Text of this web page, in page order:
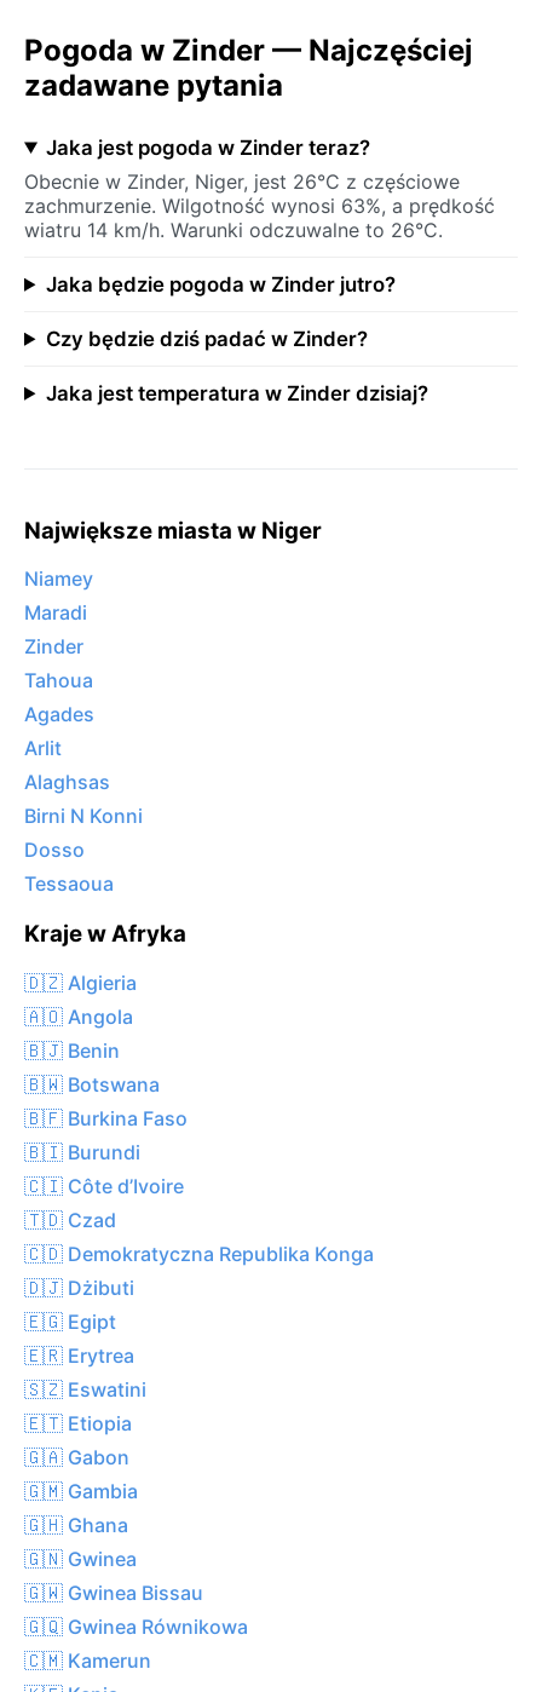
Pogoda w Zinder — Najczęściej
zadawane pytania
Jaka jest pogoda w Zinder teraz?
Obecnie w Zinder, Niger, jest 26°C z częściowe
zachmurzenie. Wilgotność wynosi 63%, a prędkość
wiatru 14 km/h. Warunki odczuwalne to 26°C.
Jaka będzie pogoda w Zinder jutro?
Czy będzie dziś padać w Zinder?
Jaka jest temperatura w Zinder dzisiaj?
Największe miasta w Niger
Niamey
Maradi
Zinder
Tahoua
Agades
Arlit
Alaghsas
Birni N Konni
Dosso
Tessaoua
Kraje w Afryka
🇩🇿 Algieria
🇦🇴 Angola
🇧🇯 Benin
🇧🇼 Botswana
🇧🇫 Burkina Faso
🇧🇮 Burundi
🇨🇮 Côte d’Ivoire
🇹🇩 Czad
🇨🇩 Demokratyczna Republika Konga
🇩🇯 Dżibuti
🇪🇬 Egipt
🇪🇷 Erytrea
🇸🇿 Eswatini
🇪🇹 Etiopia
🇬🇦 Gabon
🇬🇲 Gambia
🇬🇭 Ghana
🇬🇳 Gwinea
🇬🇼 Gwinea Bissau
🇬🇶 Gwinea Równikowa
🇨🇲 Kamerun